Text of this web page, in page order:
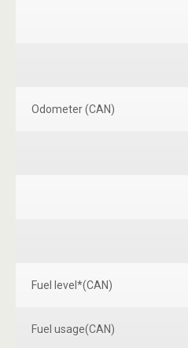
Odometer (CAN)
Fuel level*(CAN)
Fuel usage(CAN)